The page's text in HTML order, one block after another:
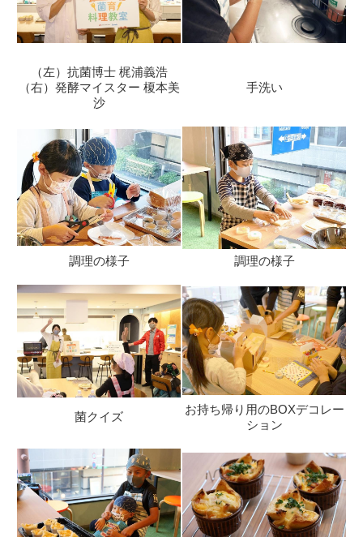
（左）抗菌博士 梶浦義浩
（右）発酵マイスター 榎本美
沙
手洗い
調理の様子 調理の様子
菌クイズ
お持ち帰り用のBOXデコレー
ション